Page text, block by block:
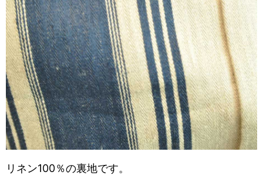
リネン100％の裏地です。